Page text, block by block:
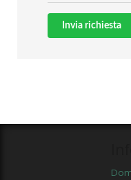
Invia richiesta